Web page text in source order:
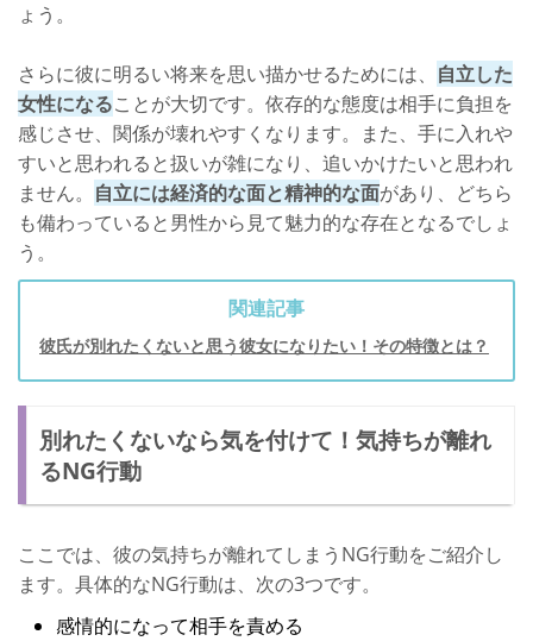
ょう。
さらに彼に明るい将来を思い描かせるためには、 自立した
女性になることが大切です。依存的な態度は相手に負担を
感じさせ、関係が壊れやすくなります。また、手に入れや
すいと思われると扱いが雑になり、追いかけたいと思われ
ません。 自立には経済的な面と精神的な面があり、どちら
も備わっていると男性から見て魅力的な存在となるでしょ
う。
関連記事
彼氏が別れたくないと思う彼女になりたい！その特徴とは？
別れたくないなら気を付けて！気持ちが離れ
るNG行動
ここでは、彼の気持ちが離れてしまうNG行動をご紹介し
ます。具体的なNG行動は、次の3つです。
感情的になって相手を責める